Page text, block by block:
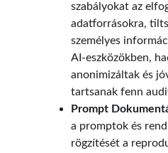
szabályokat az
adatforrásokra,
személyes
AI-eszközökben,
anonimizáltak és
tartsanak fenn
Prompt
a promptok és
rögzítését a